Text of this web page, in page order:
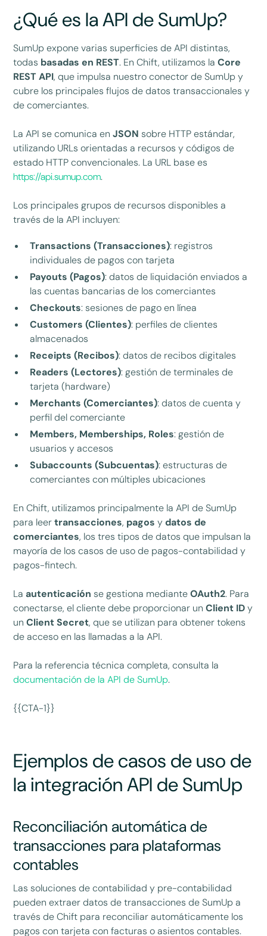
¿Qué es la API de SumUp?
SumUp expone varias superficies de API distintas,
todas basadas en REST. En Chift, utilizamos laCore
REST API, que impulsa nuestro conector de SumUp y
cubre los principales flujos de datos transaccionales y
de comerciantes.
La API se comunica enJSON sobre HTTP estándar,
utilizando URLs orientadas a recursos y códigos de
estado HTTP convencionales. La URL base es
https://api.sumup.com.
Los principales grupos de recursos disponibles a
través de la API incluyen:
Transactions (Transacciones): registros
individuales de pagos con tarjeta
Payouts (Pagos): datos de liquidación enviados a
las cuentas bancarias de los comerciantes
Checkouts: sesiones de pago en línea
Customers (Clientes): perfiles de clientes
almacenados
Receipts (Recibos): datos de recibos digitales
Readers (Lectores): gestión de terminales de
tarjeta (hardware)
Merchants (Comerciantes): datos de cuenta y
perfil del comerciante
Members, Memberships, Roles: gestión de
usuarios y accesos
Subaccounts (Subcuentas): estructuras de
comerciantes con múltiples ubicaciones
En Chift, utilizamos principalmente la API de SumUp
para leertransacciones, pagos ydatos de
comerciantes, los tres tipos de datos que impulsan la
mayoría de los casos de uso de pagos-contabilidad y
pagos-fintech.
Laautenticación se gestiona medianteOAuth2. Para
conectarse, el cliente debe proporcionar unClient IDy
unClient Secret, que se utilizan para obtener tokens
de acceso en las llamadas a la API.
Para la referencia técnica completa, consulta la
documentación de la API de SumUp.
{{CTA-1}}
Ejemplos de casos de uso de
la integración API de SumUp
Reconciliación automática de
transacciones para plataformas
contables
Las soluciones de contabilidad y pre-contabilidad
pueden extraer datos de transacciones de SumUp a
través de Chift para reconciliar automáticamente los
pagos con tarjeta con facturas o asientos contables.